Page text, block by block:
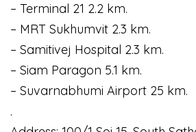
– Terminal 21 2.2 km.
– MRT Sukhumvit 2.3 km.
– Samitivej Hospital 2.3 km.
– Siam Paragon 5.1 km.
– Suvarnabhumi Airport 25 km.
.